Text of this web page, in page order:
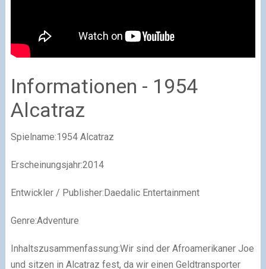
Informationen - 1954
Alcatraz
Spielname:1954 Alcatraz
Erscheinungsjahr:2014
Entwickler / Publisher:Daedalic Entertainment
Genre:Adventure
Inhaltszusammenfassung:Wir sind der Afroamerikaner Joe
und sitzen in Alcatraz fest, da wir einen Geldtransporter